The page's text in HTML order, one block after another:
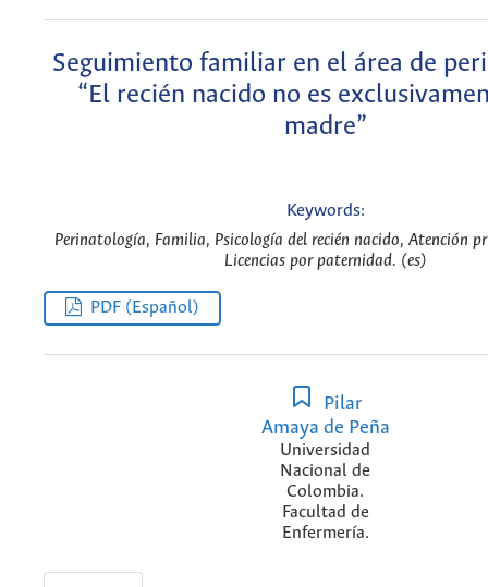
Seguimiento familiar en el área de
“El recién nacido no es
madre”
Keywords:
Perinatología, Familia, Psicología del recién nacido, Atención
Licencias por paternidad. (es)
PDF (Español)
Pilar
Amaya de Peña
Universidad
Nacional de
Colombia.
Facultad de
Enfermería.